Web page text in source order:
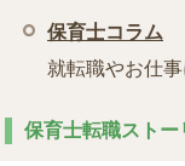
保育士コラム
就転職やお仕
保育士転職ストー